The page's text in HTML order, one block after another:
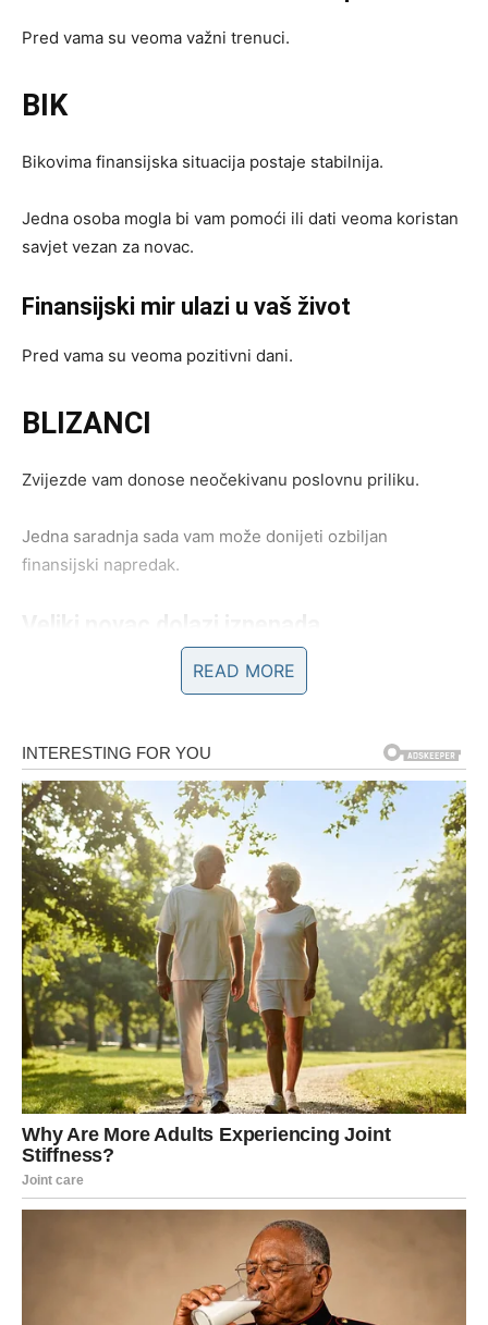
Pred vama su veoma važni trenuci.
BIK
Bikovima finansijska situacija postaje stabilnija.
Jedna osoba mogla bi vam pomoći ili dati veoma koristan
savjet vezan za novac.
Finansijski mir ulazi u vaš život
Pred vama su veoma pozitivni dani.
BLIZANCI
Zvijezde vam donose neočekivanu poslovnu priliku.
Jedna saradnja sada vam može donijeti ozbiljan
finansijski napredak.
Pred vama su veoma uspješni trenuci.
RAK
Rakovi konačno osjećaju veliko olakšanje kada su
finansije u pitanju.
Poslije mnogo briga dolazi osjećaj sigurnosti i stabilnosti.
Trud vam se konačno isplati
Pred vama su veoma važni trenuci.
LAV
Lavovi su među najvećim finansijskim miljenicima ovog
vikenda.
Mogući su bonus, neočekivani dobitak ili poslovni uspjeh
Vrijeme velikog obilja tek počinje
READ MORE